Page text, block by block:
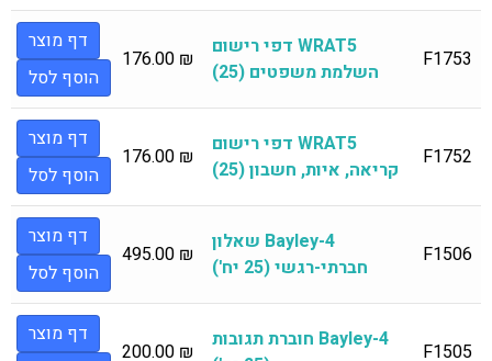
F1753
WRAT5 דפי רישום
השלמת משפטים (25)
176.00 ₪
דף מוצר
הוסף לסל
F1752
WRAT5 דפי רישום
קריאה, איות, חשבון (25)
176.00 ₪
דף מוצר
הוסף לסל
F1506
Bayley-4 שאלון
חברתי-רגשי (25 יח')
495.00 ₪
דף מוצר
הוסף לסל
F1505
Bayley-4 חוברת תגובות
200.00 ₪
דף מוצר